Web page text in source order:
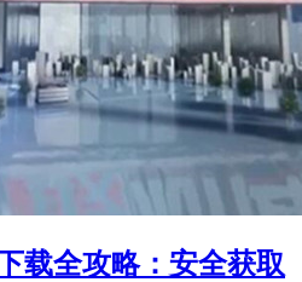
载全攻略：安全获取